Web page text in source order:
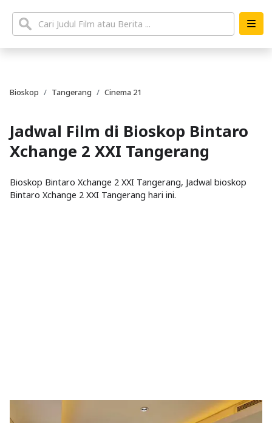
Bioskop Tangerang Cinema 21
Jadwal Film di Bioskop Bintaro
Xchange 2 XXI Tangerang
Bioskop Bintaro Xchange 2 XXI Tangerang, Jadwal bioskop
Bintaro Xchange 2 XXI Tangerang hari ini.